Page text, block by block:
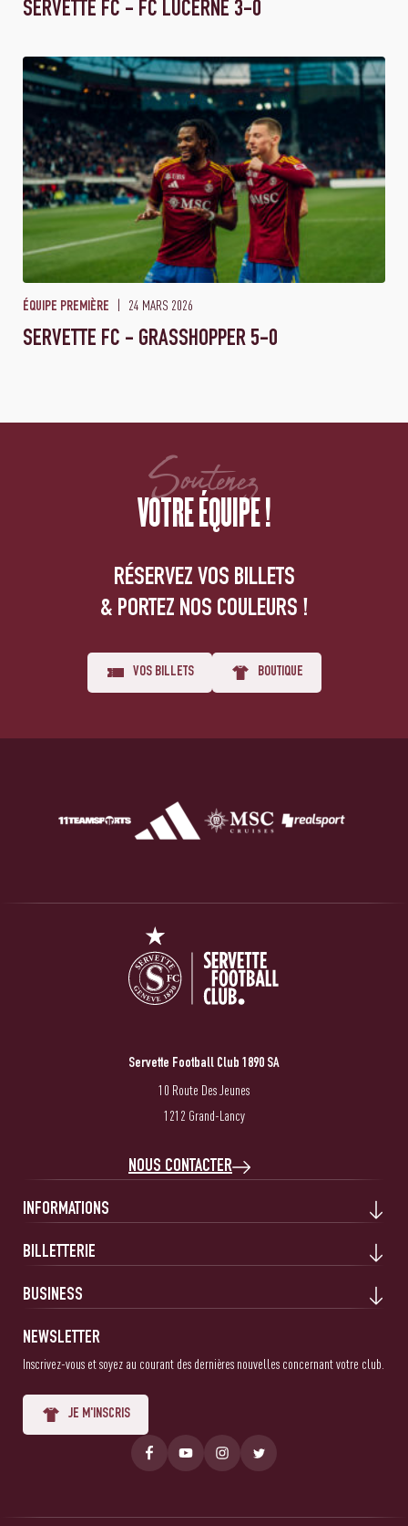
SERVETTE FC - FC LUCERNE 3-0
ÉQUIPE PREMIÈRE 24 MARS 2026
SERVETTE FC - GRASSHOPPER 5-0
Soutenez
VOTRE ÉQUIPE !
RÉSERVEZ VOS BILLETS
& PORTEZ NOS COULEURS !
VOS BILLETS BOUTIQUE
Servette Football Club 1890 SA
10 Route Des Jeunes
1212 Grand-Lancy
NOUS CONTACTER
INFORMATIONS
BILLETTERIE
BUSINESS
NEWSLETTER
Inscrivez-vous et soyez au courant des dernières nouvelles concernant votre club.
JE M'INSCRIS